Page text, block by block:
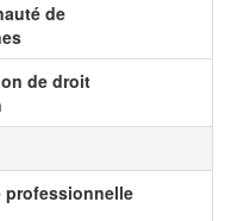
de
de droit
professionnelle